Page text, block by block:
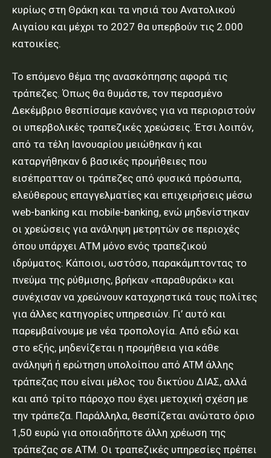
κυρίως στη Θράκη και τα νησιά του Ανατολικού
Αιγαίου και μέχρι το 2027 θα υπερβούν τις 2.000
κατοικίες.
Το επόμενο θέμα της ανασκόπησης αφορά τις
τράπεζες. Όπως θα θυμάστε, τον περασμένο
Δεκέμβριο θεσπίσαμε κανόνες για να περιοριστούν
οι υπερβολικές τραπεζικές χρεώσεις. Έτσι λοιπόν,
από τα τέλη Ιανουαρίου μειώθηκαν ή και
καταργήθηκαν 6 βασικές προμήθειες που
εισέπρατταν οι τράπεζες από φυσικά πρόσωπα,
ελεύθερους επαγγελματίες και επιχειρήσεις μέσω
web-banking και mobile-banking, ενώ μηδενίστηκαν
οι χρεώσεις για ανάληψη μετρητών σε περιοχές
όπου υπάρχει ΑΤΜ μόνο ενός τραπεζικού
ιδρύματος. Κάποιοι, ωστόσο, παρακάμπτοντας το
πνεύμα της ρύθμισης, βρήκαν «παραθυράκι» και
συνέχισαν να χρεώνουν καταχρηστικά τους πολίτες
για άλλες κατηγορίες υπηρεσιών. Γι’ αυτό και
παρεμβαίνουμε με νέα τροπολογία. Από εδώ και
στο εξής, μηδενίζεται η προμήθεια για κάθε
ανάληψή ή ερώτηση υπολοίπου από ATM άλλης
τράπεζας που είναι μέλος του δικτύου ΔΙΑΣ, αλλά
και από τρίτο πάροχο που έχει μετοχική σχέση με
την τράπεζα. Παράλληλα, θεσπίζεται ανώτατο όριο
1,50 ευρώ για οποιαδήποτε άλλη χρέωση της
τράπεζας σε ΑΤΜ. Οι τραπεζικές υπηρεσίες πρέπει